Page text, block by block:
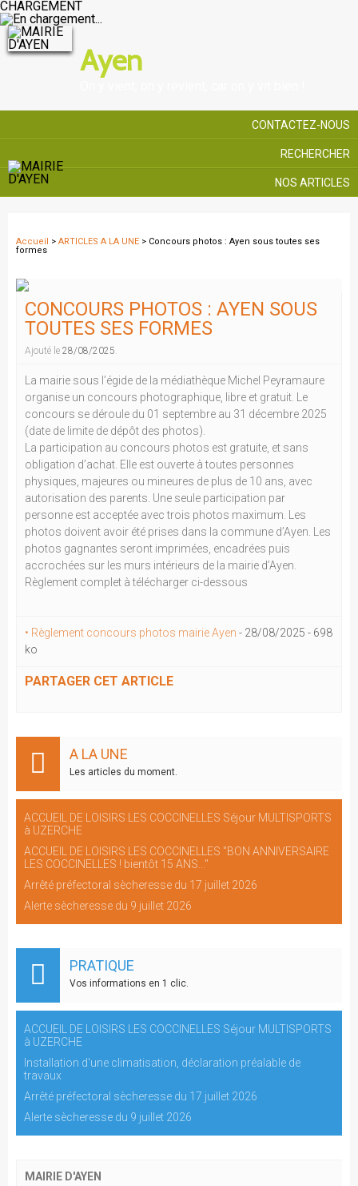
CHARGEMENT
Ayen
CONTACTEZ-NOUS
RECHERCHER
NOS ARTICLES
Accueil > ARTICLES A LA UNE > Concours photos : Ayen sous toutes ses
formes
CONCOURS PHOTOS : AYEN SOUS
TOUTES SES FORMES
Ajouté le 28/08/2025.
La mairie sous l’égide de la médiathèque Michel Peyramaure
organise un concours photographique, libre et gratuit. Le
concours se déroule du 01 septembre au 31 décembre 2025
(date de limite de dépôt des photos).
La participation au concours photos est gratuite, et sans
obligation d’achat. Elle est ouverte à toutes personnes
physiques, majeures ou mineures de plus de 10 ans, avec
autorisation des parents. Une seule participation par
personne est acceptée avec trois photos maximum. Les
photos doivent avoir été prises dans la commune d’Ayen. Les
photos gagnantes seront imprimées, encadrées puis
accrochées sur les murs intérieurs de la mairie d’Ayen.
Règlement complet à télécharger ci-dessous
• Règlement concours photos mairie Ayen - 28/08/2025 - 698
ko
PARTAGER CET ARTICLE
A LA UNE
Les articles du moment.
ACCUEIL DE LOISIRS LES COCCINELLES Séjour MULTISPORTS
à UZERCHE
ACCUEIL DE LOISIRS LES COCCINELLES "BON ANNIVERSAIRE
LES COCCINELLES ! bientôt 15 ANS..."
Arrêté préfectoral sècheresse du 17 juillet 2026
Alerte sècheresse du 9 juillet 2026
PRATIQUE
Vos informations en 1 clic.
ACCUEIL DE LOISIRS LES COCCINELLES Séjour MULTISPORTS
à UZERCHE
Installation d'une climatisation, déclaration préalable de
travaux
Arrêté préfectoral sècheresse du 17 juillet 2026
Alerte sècheresse du 9 juillet 2026
MAIRIE D'AYEN